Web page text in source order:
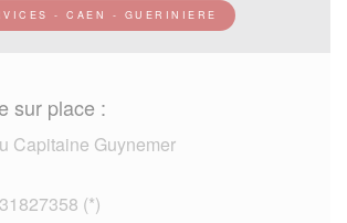
- CAEN - GUERINIERE
sur place :
Capitaine Guynemer
(*)